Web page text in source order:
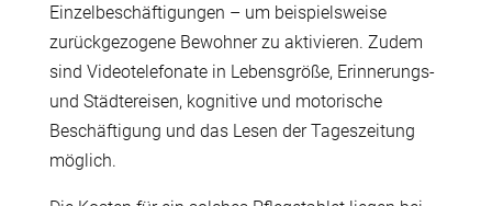
Einzelbeschäftigungen – um beispielsweise
zurückgezogene Bewohner zu aktivieren. Zudem
sind Videotelefonate in Lebensgröße, Erinnerungs-
und Städtereisen, kognitive und motorische
Beschäftigung und das Lesen der Tageszeitung
möglich.